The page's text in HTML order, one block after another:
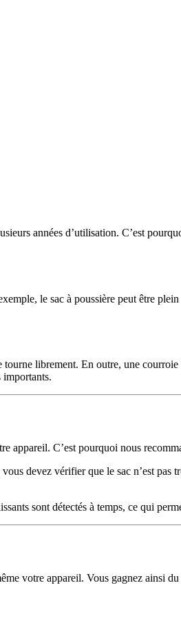
années d’utilisation. C’est
le sac à poussière peut être
librement. En outre, une courroie
importants.
appareil. C’est pourquoi nous
devez vérifier que le sac n’est
sont détectés à temps, ce qui
votre appareil. Vous gagnez ainsi